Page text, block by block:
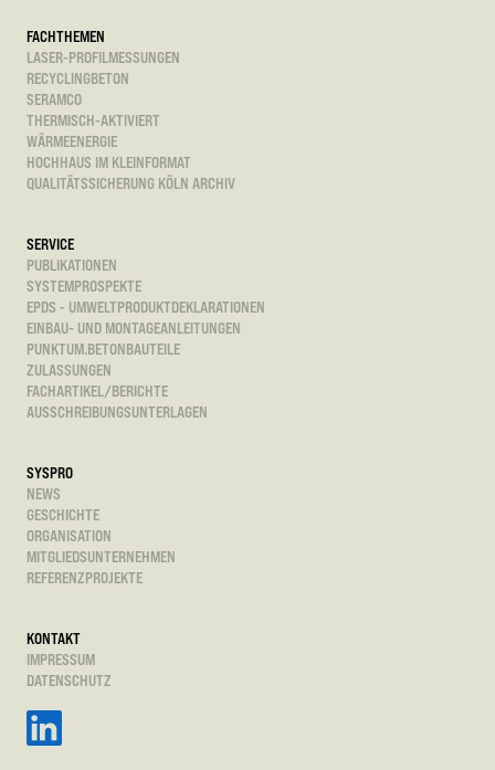
FACHTHEMEN
LASER-PROFILMESSUNGEN
RECYCLINGBETON
SERAMCO
THERMISCH-AKTIVIERT
WÄRMEENERGIE
HOCHHAUS IM KLEINFORMAT
QUALITÄTSSICHERUNG KÖLN ARCHIV
SERVICE
PUBLIKATIONEN
SYSTEMPROSPEKTE
EPDS - UMWELTPRODUKTDEKLARATIONEN
EINBAU- UND MONTAGEANLEITUNGEN
PUNKTUM.BETONBAUTEILE
ZULASSUNGEN
FACHARTIKEL/BERICHTE
AUSSCHREIBUNGSUNTERLAGEN
SYSPRO
NEWS
GESCHICHTE
ORGANISATION
MITGLIEDSUNTERNEHMEN
REFERENZPROJEKTE
KONTAKT
IMPRESSUM
DATENSCHUTZ